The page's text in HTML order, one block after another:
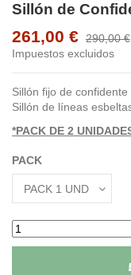
Sillón de
261,00 € 290,00 €
Impuestos excluidos
Sillón fijo de
Sillón de lí­neas
*PACK DE 2
PACK